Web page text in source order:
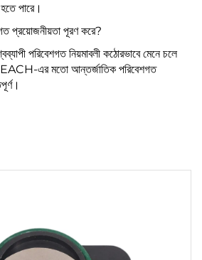
পারে।
প্রয়োজনীয়তা পূরণ করে?
পরিবেশগত নিয়মাবলী কঠোরভাবে মেনে চলে
এর মতো আন্তর্জাতিক পরিবেশগত